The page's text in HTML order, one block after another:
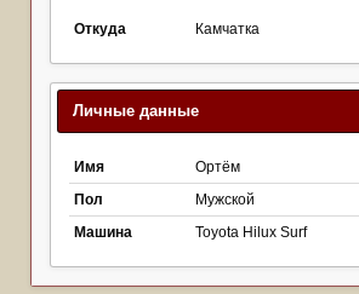
Откуда Камчатка
Личные данные
Имя
Ортём
Пол
Мужской
Машина
Toyota Hilux Surf